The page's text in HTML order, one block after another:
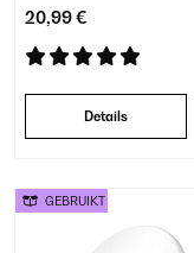
20,99 €
Details
GEBRUIKT